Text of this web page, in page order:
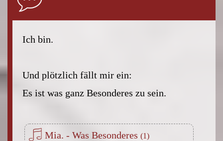
Ich bin.
Und plötzlich fällt mir ein:
Es ist was ganz Besonderes zu sein.
Mia. - Was Besonderes